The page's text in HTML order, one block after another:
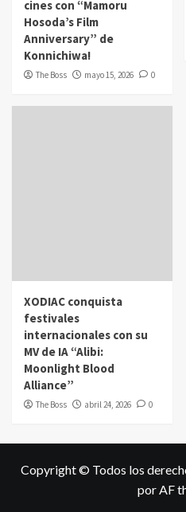
cines con “Mamoru
Hosoda’s Film
Anniversary” de
Konnichiwa!
The Boss mayo 15, 2026 0
XODIAC conquista
festivales
internacionales con su
MV de IA “Alibi:
Moonlight Blood
Alliance”
The Boss abril 24, 2026 0
Copyright © Todos los
por AF